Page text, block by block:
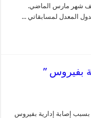
شهر مارس الماضي.
المعدل لمسابقاتي ...
بفيروس ”
بسبب إصابة إدارية بفيروس